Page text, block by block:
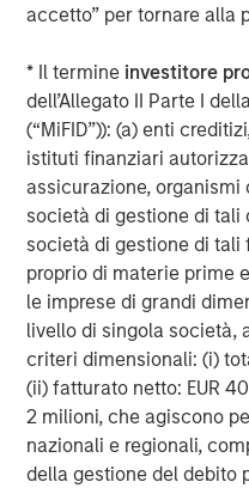
accetto” per tornare alla
* Il termine investitore
dell’Allegato II Parte I
(“MiFID”)): (a) enti
istituti finanziari
assicurazione,
società di gestione di tali
società di gestione di tali
proprio di materie prime
le imprese di grandi
livello di singola società,
criteri dimensionali: (i)
(ii) fatturato netto: EUR
2 milioni, che agiscono
nazionali e regionali,
della gestione del debito
Morgan Stanley
Morgan Stanley
its investment advisory
investment professionals
trillion in assets under
March 31, 2026. Morgan
strives to provide
performance, service,
investment management
base, which includes
corporations and
information about
Management, please visit
https://
About Morgan Stanley